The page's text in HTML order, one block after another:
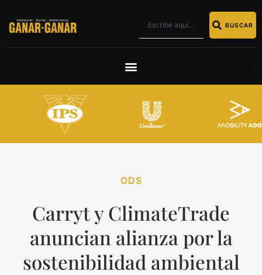
BUSCAR
ODS
Carryt y ClimateTrade
anuncian alianza por la
sostenibilidad ambiental